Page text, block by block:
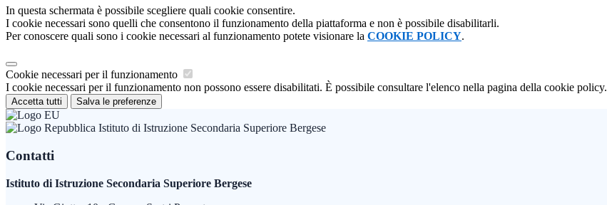
In questa schermata è possibile scegliere quali cookie consentire.
I cookie necessari sono quelli che consentono il funzionamento della piattaforma e non è possibile disabilitarli.
Per conoscere quali sono i cookie necessari al funzionamento potete visionare la COOKIE POLICY.
Cookie necessari per il funzionamento
I cookie necessari per il funzionamento non possono essere disabilitati. È possibile consultare l'elenco nella pagina della cookie policy.
Accetta tutti Salva le preferenze
Istituto di Istruzione Secondaria Superiore Bergese
Contatti
Istituto di Istruzione Secondaria Superiore Bergese